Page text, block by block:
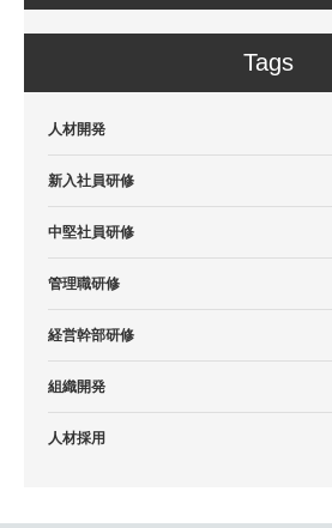
Tags
人材開発
新入社員研修
中堅社員研修
管理職研修
経営幹部研修
組織開発
人材採用